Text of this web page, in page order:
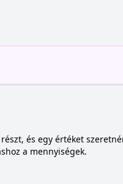
és egy értéket
a mennyiségek.